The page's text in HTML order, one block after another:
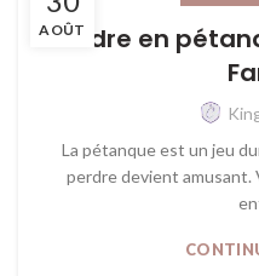
AOÛT
Perdre en
La pétanque est un jeu
perdre devient amusant.